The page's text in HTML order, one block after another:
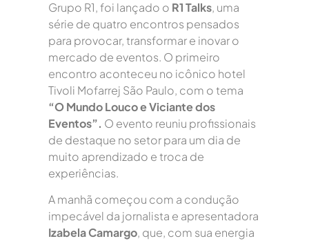
Grupo R1, foi lançado o R1 Talks, uma
série de quatro encontros pensados
para provocar, transformar e inovar o
mercado de eventos. O primeiro
encontro aconteceu no icônico hotel
Tivoli Mofarrej São Paulo, com o tema
“O Mundo Louco e Viciante dos
Eventos”. O evento reuniu profissionais
de destaque no setor para um dia de
muito aprendizado e troca de
experiências.
A manhã começou com a condução
impecável da jornalista e apresentadora
Izabela Camargo, que, com sua energia